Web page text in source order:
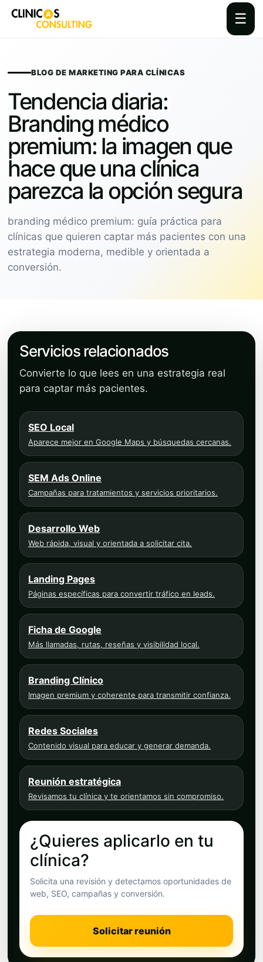
☰
contentBLOG DE MARKETING PARA CLÍNICAS
Tendencia diaria:
Branding médico
premium: la imagen que
hace que una clínica
parezca la opción segura
branding médico premium: guía práctica para
clínicas que quieren captar más pacientes con una
estrategia moderna, medible y orientada a
conversión.
Servicios relacionados
Convierte lo que lees en una estrategia real
para captar más pacientes.
SEO Local
Aparece mejor en Google Maps y búsquedas cercanas.
SEM Ads Online
Campañas para tratamientos y servicios prioritarios.
Desarrollo Web
Web rápida, visual y orientada a solicitar cita.
Landing Pages
Páginas específicas para convertir tráfico en leads.
Ficha de Google
Más llamadas, rutas, reseñas y visibilidad local.
Branding Clínico
Imagen premium y coherente para transmitir confianza.
Redes Sociales
Contenido visual para educar y generar demanda.
Reunión estratégica
Revisamos tu clínica y te orientamos sin compromiso.
¿Quieres aplicarlo en tu
clínica?
Solicita una revisión y detectamos oportunidades de
web, SEO, campañas y conversión.
Solicitar reunión